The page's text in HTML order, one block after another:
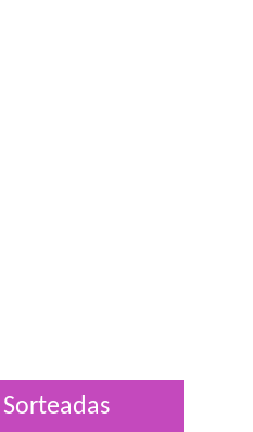
Sorteadas